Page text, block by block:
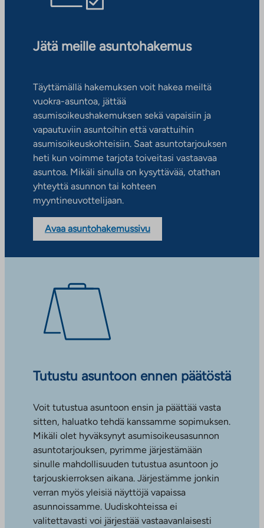
Jätä meille asuntohakemus
Täyttämällä hakemuksen voit hakea meiltä
vuokra-asuntoa, jättää
asumisoikeushakemuksen sekä vapaisiin ja
vapautuviin asuntoihin että varattuihin
asumisoikeuskohteisiin. Saat asuntotarjouksen
heti kun voimme tarjota toiveitasi vastaavaa
asuntoa. Mikäli sinulla on kysyttävää, otathan
yhteyttä asunnon tai kohteen
myyntineuvottelijaan.
Avaa asuntohakemussivu
Tutustu asuntoon ennen päätöstä
Voit tutustua asuntoon ensin ja päättää vasta
sitten, haluatko tehdä kanssamme sopimuksen.
Mikäli olet hyväksynyt asumisoikeusasunnon
asuntotarjouksen, pyrimme järjestämään
sinulle mahdollisuuden tutustua asuntoon jo
tarjouskierroksen aikana. Järjestämme jonkin
verran myös yleisiä näyttöjä vapaissa
asunnoissamme. Uudiskohteissa ei
valitettavasti voi järjestää vastaavanlaisesti